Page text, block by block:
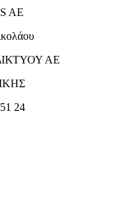
AE
ΑΕ
24